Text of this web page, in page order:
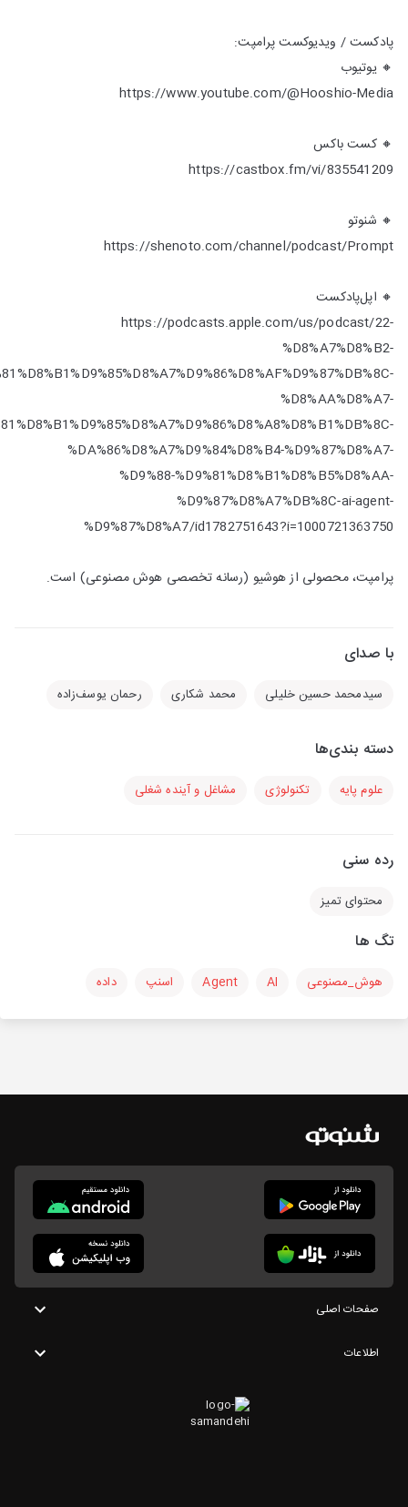
پادکست / ویدیوکست پرامپت:
🔸 یوتیوب
https://www.youtube.com/@Hooshio-Media
🔸 کست باکس
https://castbox.fm/vi/835541209
🔸 شنوتو
https://shenoto.com/channel/podcast/Prompt
🔸 اپل‌پادکست
https://podcasts.apple.com/us/podcast/22-
%D8%A7%D8%B2-
%D8%AA%D8%A7-
%DA%86%D8%A7%D9%84%D8%B4-%D9%87%D8%A7-
%D9%88-%D9%81%D8%B1%D8%B5%D8%AA-
%D9%87%D8%A7%DB%8C-ai-agent-
%D9%87%D8%A7/id1782751643?i=1000721363750
پرامپت، محصولی از هوشیو (رسانه تخصصی هوش مصنوعی) است.
با صدای
سیدمحمد حسین خلیلی محمد شکاری رحمان یوسف‌زاده
دسته بندی‌ها
علوم پایه تکنولوژی مشاغل و آینده شغلی
رده سنی
محتوای تمیز
تگ ها
هوش_مصنوعی AI
Agent اسنپ داده
صفحات اصلی
اطلاعات